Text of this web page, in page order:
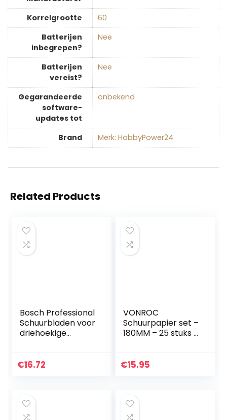
Korrelgrootte
60
Batterijen
inbegrepen?
‎Nee
Batterijen
vereist?
‎Nee
Gegarandeerde
software-
updates tot
‎onbekend
Brand Merk: HobbyPower24
Related Products
Bosch Professional
Schuurbladen voor
driehoekige
Korrelgrootte 180
€16.72
VONROC
Schuurpapier set –
180MM – 25 stuks –
Incl.
€15.95